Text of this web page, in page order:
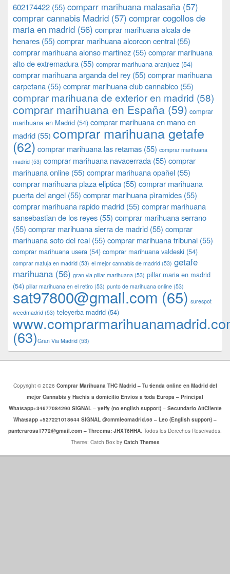
602174422 (55) comparr marihuana malasaña (57)
comprar cannabis Madrid (57) comprar cogollos de
maria en madrid (56) comprar marihuana alcala de
henares (55) comprar marihuana alcorcon central (55)
comprar marihuana alonso martinez (55) comprar marihuana
alto de extremadura (55) comprar marihuana aranjuez (54)
comprar marihuana arganda del rey (55) comprar marihuana
carpetana (55) comprar marihuana club cannabico (55)
comprar marihuana de exterior en madrid (58)
comprar marihuana en España (59) comprar
marihuana en Madrid (54) comprar marihuana en mano en
madrid (55) comprar marihuana getafe
(62) comprar marihuana las retamas (55) comprar marihuana
madrid (53) comprar marihuana navacerrada (55) comprar
marihuana online (55) comprar marihuana opañel (55)
comprar marihuana plaza eliptica (55) comprar marihuana
puerta del angel (55) comprar marihuana pìramides (55)
comprar marihuana rapido madrid (55) comprar marihuana
sansebastian de los reyes (55) comprar marihuana serrano
(55) comprar marihuana sierra de madrid (55) comprar
marihuana soto del real (55) comprar marihuana tribunal (55)
comprar marihuana usera (54) comprar marihuana valdeski (54)
comprar matuja en madrid (53) el mejor cannabis de madrid (53) getafe
marihuana (56) gran via pillar marihuana (53) pillar maria en madrid
(54) pillar marihuana en el retiro (53) punto de marihuana online (53)
sat97800@gmail.com (65) surespot
weedmadrid (53) teleyerba madrid (54)
(63)​​Gran Via Madrid (53)
Copyright © 2026 Comprar Marihuana THC Madrid – Tu tienda online en Madrid del
mejor Cannabis y Hachis a domicilio Envios a toda Europa – Principal
Whatsapp+34677084290 SIGNAL – yeffy (no english support) – Secundario AttCliente
Whatsapp +527221018644 SIGNAL @cmmleomadrid.65 – Leo (English support) –
panterarosa1772@gmail.com – Threema: JHXT6HHA. Todos los Derechos Reservados.
Theme: Catch Box by Catch Themes